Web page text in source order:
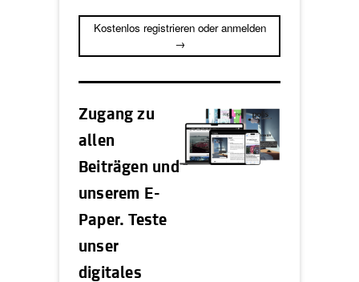
Kostenlos registrieren oder anmelden
→
Zugang zu
allen
Beiträgen und
unserem E-
Paper. Teste
unser
digitales